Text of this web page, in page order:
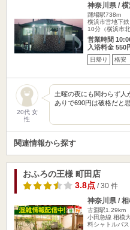
神奈川県 /
踊場駅738m
横浜市営地下
10分（横浜市
営業時間
入浴料金 550
日帰り 格安
20代 女
性
土曜の夜にも関わらず人
ありで690円は破格だと
関連情報から探す
おふろの王様 町田店
3.8点/ 30 件
神奈川県 /
古淵駅1.29km
小田急線 相模
料シャトルバス